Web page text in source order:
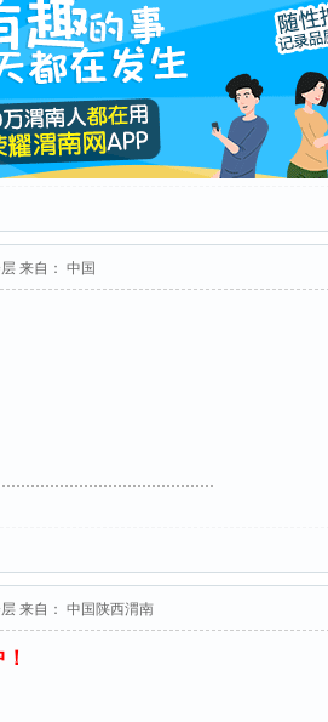
来自： 中国
来自： 中国陕西渭南